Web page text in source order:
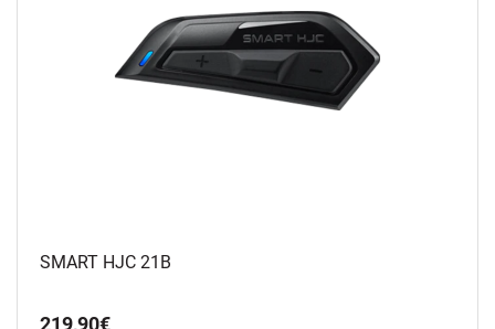
SMART HJC 21B
219,90€